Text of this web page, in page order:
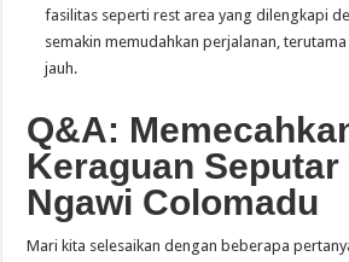
fasilitas seperti rest area yang dilengkapi
semakin memudahkan perjalanan,
jauh.
Q&A:
Keraguan Seputar
Ngawi Colomadu
Mari kita selesaikan dengan beberapa